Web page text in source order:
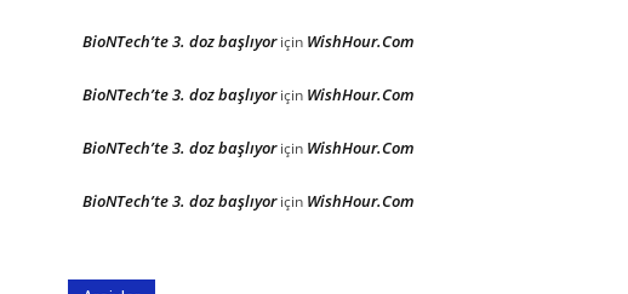
BioNTech’te 3. doz başlıyoriçin WishHour.Com
BioNTech’te 3. doz başlıyoriçin WishHour.Com
BioNTech’te 3. doz başlıyoriçin WishHour.Com
BioNTech’te 3. doz başlıyoriçin WishHour.Com